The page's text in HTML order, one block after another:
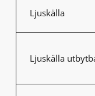
Ljuskälla
Ljuskälla